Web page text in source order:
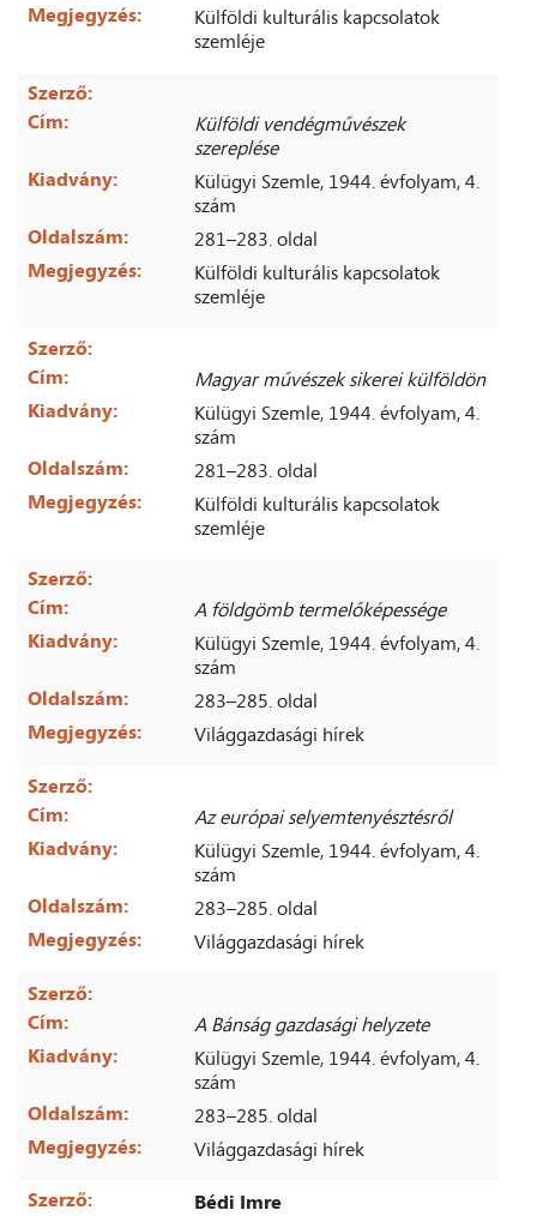
Megjegyzés:
Külföldi kulturális kapcsolatok
szemléje
Szerző:
Cím:
Külföldi vendégművészek
szereplése
Kiadvány:
Külügyi Szemle, 1944. évfolyam, 4.
szám
Oldalszám:
281–283. oldal
Megjegyzés:
Külföldi kulturális kapcsolatok
szemléje
Szerző:
Cím:
Magyar művészek sikerei külföldön
Kiadvány:
Külügyi Szemle, 1944. évfolyam, 4.
szám
Oldalszám:
281–283. oldal
Megjegyzés:
Külföldi kulturális kapcsolatok
szemléje
Szerző:
Cím:
A földgömb termelőképessége
Kiadvány:
Külügyi Szemle, 1944. évfolyam, 4.
szám
Oldalszám:
283–285. oldal
Megjegyzés:
Világgazdasági hírek
Szerző:
Cím:
Az európai selyemtenyésztésről
Kiadvány:
Külügyi Szemle, 1944. évfolyam, 4.
szám
Oldalszám:
283–285. oldal
Megjegyzés:
Világgazdasági hírek
Szerző:
Cím:
A Bánság gazdasági helyzete
Kiadvány:
Külügyi Szemle, 1944. évfolyam, 4.
szám
Oldalszám:
283–285. oldal
Megjegyzés:
Világgazdasági hírek
Szerző:
Bédi Imre